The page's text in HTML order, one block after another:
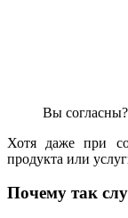
Вы согласны?
Хотя даже при
продукта или
Почему так